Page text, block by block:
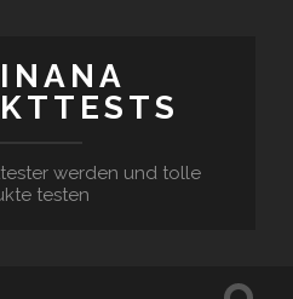
werden und tolle
testen